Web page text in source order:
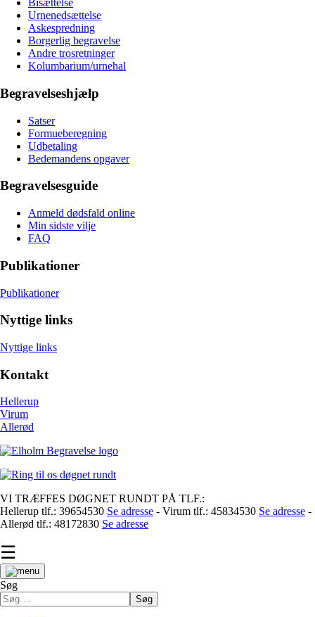
Bisættelse
Urnenedsættelse
Askespredning
Borgerlig begravelse
Andre trosretninger
Kolumbarium/urnehal
Begravelseshjælp
Satser
Formueberegning
Udbetaling
Bedemandens opgaver
Begravelsesguide
Anmeld dødsfald online
Min sidste vilje
FAQ
Publikationer
Publikationer
Nyttige links
Nyttige links
Kontakt
Hellerup
Virum
Allerød
VI TRÆFFES DØGNET RUNDT PÅ TLF.:
Hellerup tlf.: 39654530 Se adresse - Virum tlf.: 45834530 Se adresse -
Allerød tlf.: 48172830 Se adresse
☰
Søg
Søg